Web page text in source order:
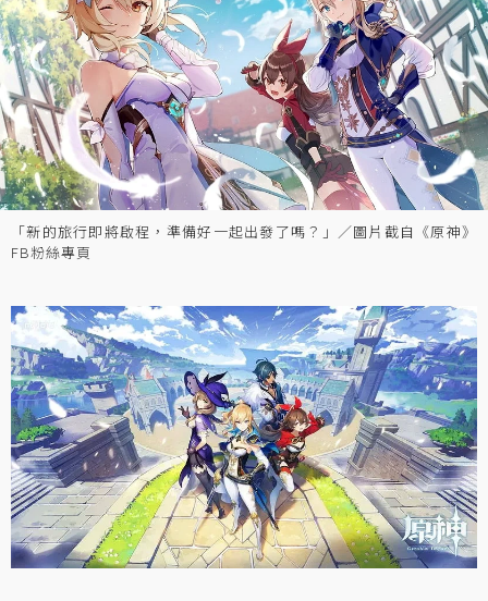
「新的旅行即將啟程，準備好一起出發了嗎？」／圖片截自《原神》
FB粉絲專頁